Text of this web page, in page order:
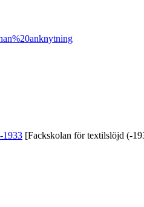
1933 [Fackskolan för textilslöjd (-